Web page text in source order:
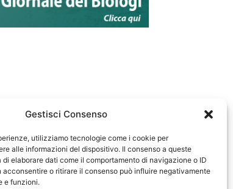
Gestisci Consenso
utilizziamo tecnologie come i cookie per
alle informazioni del dispositivo. Il consenso a queste
elaborare dati come il comportamento di navigazione o ID
acconsentire o ritirare il consenso può influire negativamente
e funzioni.